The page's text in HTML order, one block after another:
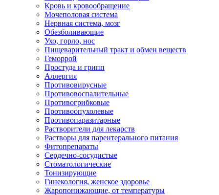
Кровь и кровообращение
Мочеполовая система
Нервная система, мозг
Обезболивающие
Ухо, горло, нос
Пищеварительный тракт и обмен веществ
Геморрой
Простуда и грипп
Аллергия
Противовирусные
Противовоспалительные
Противогрибковые
Противоопухолевые
Противопаразитарные
Растворители для лекарств
Растворы для парентерального питания
Фитопрепараты
Сердечно-сосудистые
Стоматологические
Тонизирующие
Гинекология, женское здоровье
Жаропонижающие, от температуры